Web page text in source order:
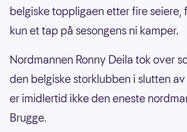
belgiske toppligaen etter fire seiere,
kun et tap på sesongens ni kamper.
Nordmannen Ronny Deila tok over
den belgiske storklubben i slutten av
er imidlertid ikke den eneste
Brugge.